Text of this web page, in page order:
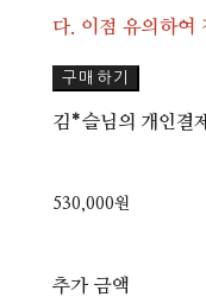
다. 이점 유의하여
구매하기
김*슬님의 개인결
530,000원
추가 금액